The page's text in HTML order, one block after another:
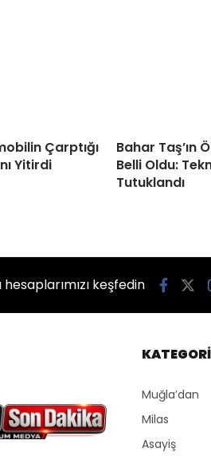
Çarptığı
Yitirdi
Bahar Taş’ın
Belli Oldu:
Tutuklandı
keşfedin
Muğla’dan
Milas
Asayiş